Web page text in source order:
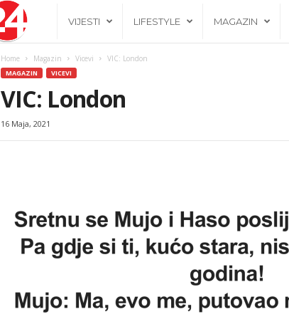
VIJESTI LIFESTYLE MAGAZIN
Home Magazin Vicevi VIC: London
MAGAZIN VICEVI
VIC: London
16 Maja, 2021